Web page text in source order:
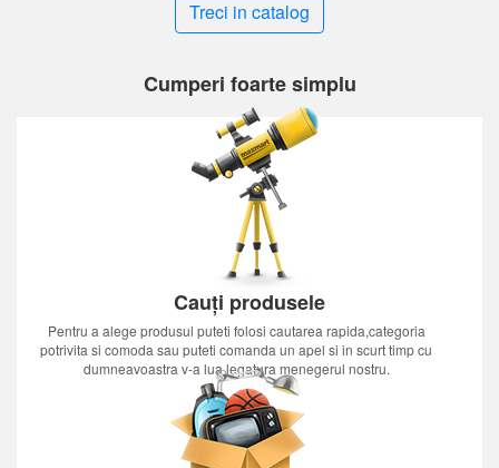
Treci in catalog
Cumperi foarte simplu
Cauți produsele
Pentru a alege produsul puteti folosi cautarea rapida,categoria
potrivita si comoda sau puteti comanda un apel si in scurt timp cu
dumneavoastra v-a lua legatura menegerul nostru.